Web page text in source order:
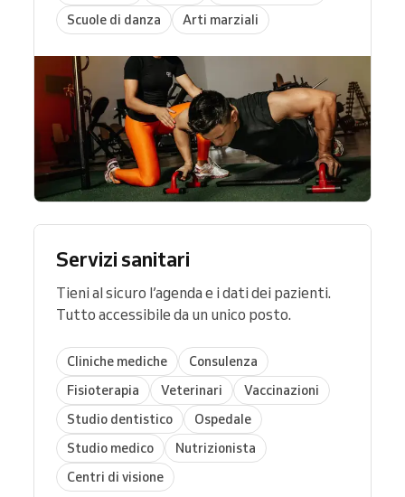
Scuole di danza
Arti marziali
Servizi sanitari
Tieni al sicuro l’agenda e i dati dei pazienti.
Tutto accessibile da un unico posto.
Cliniche mediche
Consulenza
Fisioterapia
Veterinari
Vaccinazioni
Studio dentistico
Ospedale
Studio medico
Nutrizionista
Centri di visione